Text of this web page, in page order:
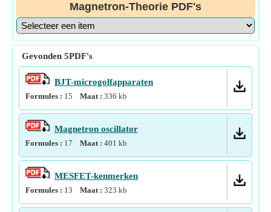
Magnetron-Theorie PDF's
Gevonden 5PDF's
BJT-microgolfapparaten
Formules : 15 Maat : 336 kb
Magnetron oscillator
Formules : 17 Maat : 401 kb
MESFET-kenmerken
Formules : 13 Maat : 323 kb